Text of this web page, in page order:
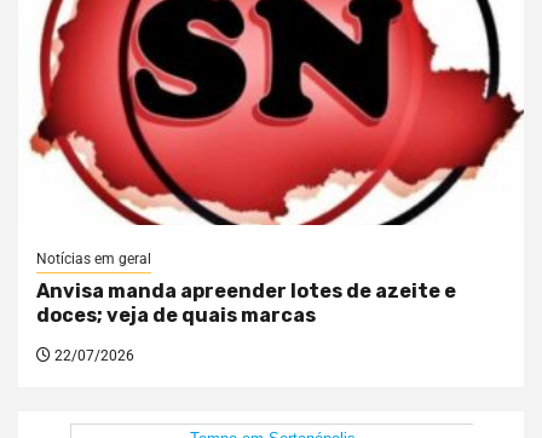
Notícias em geral
Anvisa manda apreender lotes de azeite e
doces; veja de quais marcas
22/07/2026